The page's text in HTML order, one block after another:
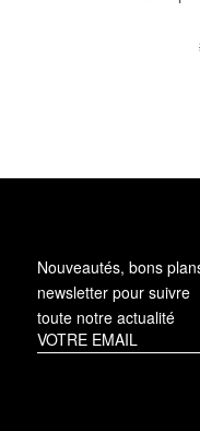
Nouveautés, bons
newsletter pour suivre
toute notre actualité